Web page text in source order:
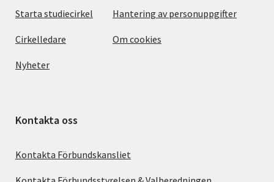
Starta studiecirkel
Cirkelledare
Nyheter
Hantering av personuppgifter
Om cookies
Kontakta oss
Kontakta Förbundskansliet